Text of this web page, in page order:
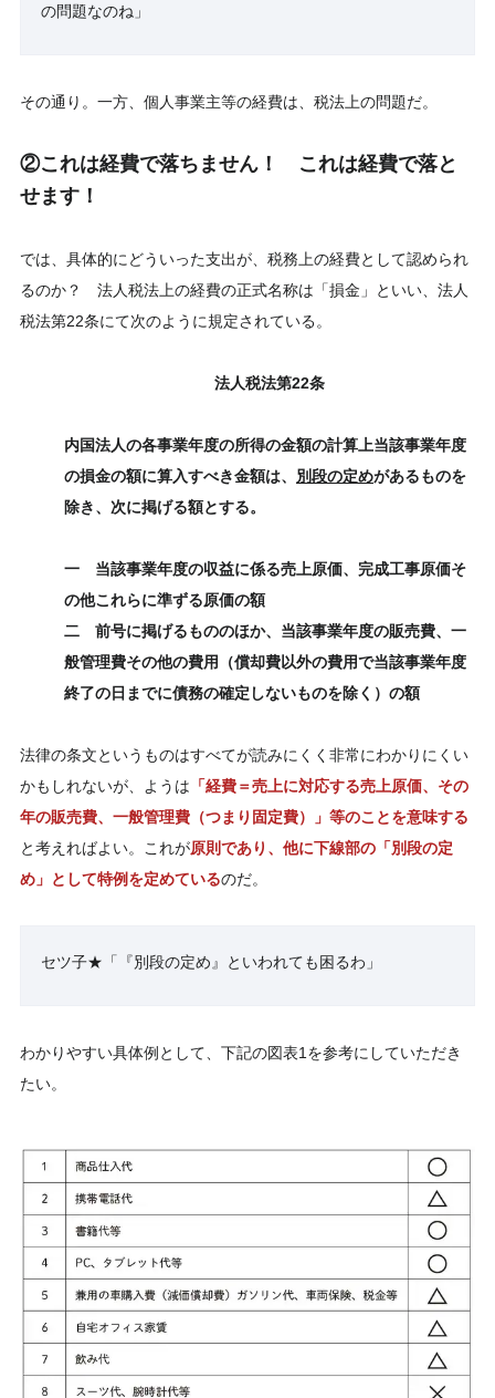
の問題なのね」
その通り。一方、個人事業主等の経費は、税法上の問題だ。
②これは経費で落ちません！ これは経費で落と
せます！
では、具体的にどういった支出が、税務上の経費として認められ
るのか？ 法人税法上の経費の正式名称は「損金」といい、法人
税法第22条にて次のように規定されている。
法人税法第22条
内国法人の各事業年度の所得の金額の計算上当該事業年度
の損金の額に算入すべき金額は、 別段の定めがあるものを
除き、次に掲げる額とする。
一 当該事業年度の収益に係る売上原価、完成工事原価そ
の他これらに準ずる原価の額
二 前号に掲げるもののほか、当該事業年度の販売費、一
般管理費その他の費用（償却費以外の費用で当該事業年度
終了の日までに債務の確定しないものを除く）の額
法律の条文というものはすべてが読みにくく非常にわかりにくい
かもしれないが、ようは 「経費＝売上に対応する売上原価、その
年の販売費、一般管理費（つまり固定費）」等のことを意味する
と考えればよい。これが原則であり、他に下線部の「別段の定
め」として特例を定めているのだ。
セツ子★「『別段の定め』といわれても困るわ」
わかりやすい具体例として、下記の図表1を参考にしていただき
たい。